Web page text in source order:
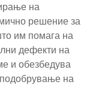
на
решение за
им помага на
дефекти на
и обезбедува
на